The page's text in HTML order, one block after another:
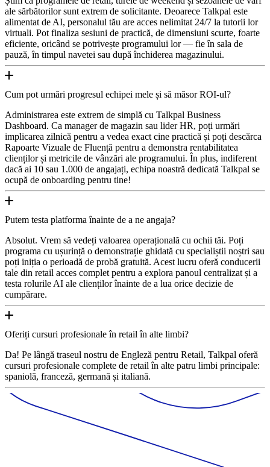
ale sărbătorilor sunt extrem de solicitante. Deoarece Talkpal este
alimentat de AI, personalul tău are acces nelimitat 24/7 la tutorii lor
virtuali. Pot finaliza sesiuni de practică, de dimensiuni scurte, foarte
eficiente, oricând se potrivește programului lor — fie în sala de
pauză, în timpul navetei sau după închiderea magazinului.
Cum pot urmări progresul echipei mele și să măsor ROI-ul?
Administrarea este extrem de simplă cu Talkpal Business
Dashboard. Ca manager de magazin sau lider HR, poți urmări
implicarea zilnică pentru a vedea exact cine practică și poți descărca
Rapoarte Vizuale de Fluență pentru a demonstra rentabilitatea
clienților și metricile de vânzări ale programului. În plus, indiferent
dacă ai 10 sau 1.000 de angajați, echipa noastră dedicată Talkpal se
ocupă de onboarding pentru tine!
Putem testa platforma înainte de a ne angaja?
Absolut. Vrem să vedeți valoarea operațională cu ochii tăi. Poți
programa cu ușurință o demonstrație ghidată cu specialiștii noștri sau
poți iniția o perioadă de probă gratuită. Acest lucru oferă conducerii
tale din retail acces complet pentru a explora panoul centralizat și a
testa rolurile AI ale clienților înainte de a lua orice decizie de
cumpărare.
Oferiți cursuri profesionale în retail în alte limbi?
Da! Pe lângă traseul nostru de Engleză pentru Retail, Talkpal oferă
cursuri profesionale complete de retail în alte patru limbi principale:
spaniolă, franceză, germană și italiană.